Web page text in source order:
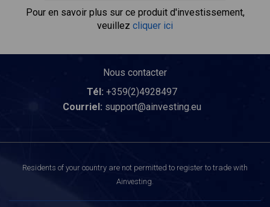
Pour en savoir plus sur ce produit d'investissement,
veuillez cliquer ici
Nous contacter
Tél: +359(2)4928497
Courriel: support@ainvesting.eu
Residents of your country are not permitted to register to trade with
Ainvesting.